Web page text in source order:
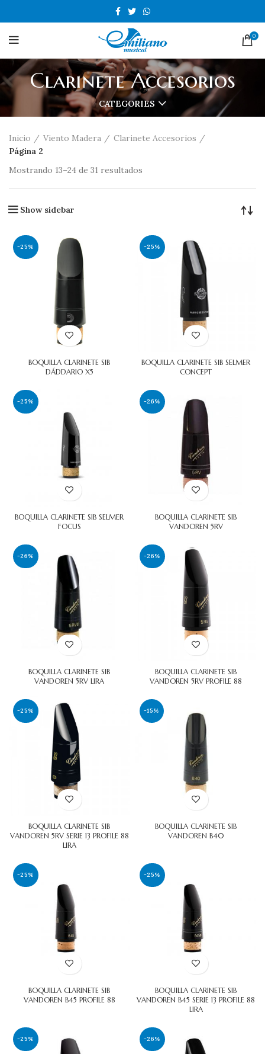
0
Clarinete Accesorios
CATEGORIES
Inicio Viento Madera
Clarinete Accesorios
Página 2
Mostrando 13–24 de 31 resultados
Show sidebar
-25%
BOQUILLA CLARINETE SIB
DÁDDARIO X5
-25%
BOQUILLA CLARINETE SIB SELMER
CONCEPT
-25%
BOQUILLA CLARINETE SIB SELMER
FOCUS
-26%
BOQUILLA CLARINETE SIB
VANDOREN 5RV
-26%
BOQUILLA CLARINETE SIB
VANDOREN 5RV LIRA
-26%
BOQUILLA CLARINETE SIB
VANDOREN 5RV PROFILE 88
-25%
BOQUILLA CLARINETE SIB
VANDOREN 5RV SERIE 13 PROFILE 88
LIRA
-15%
BOQUILLA CLARINETE SIB
VANDOREN B40
-25%
BOQUILLA CLARINETE SIB
VANDOREN B45 PROFILE 88
-25%
BOQUILLA CLARINETE SIB
VANDOREN B45 SERIE 13 PROFILE 88
LIRA
-25% -26%